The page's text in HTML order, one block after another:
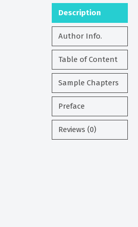
Description
Author Info.
Table of Content
Sample Chapters
Preface
Reviews (0)